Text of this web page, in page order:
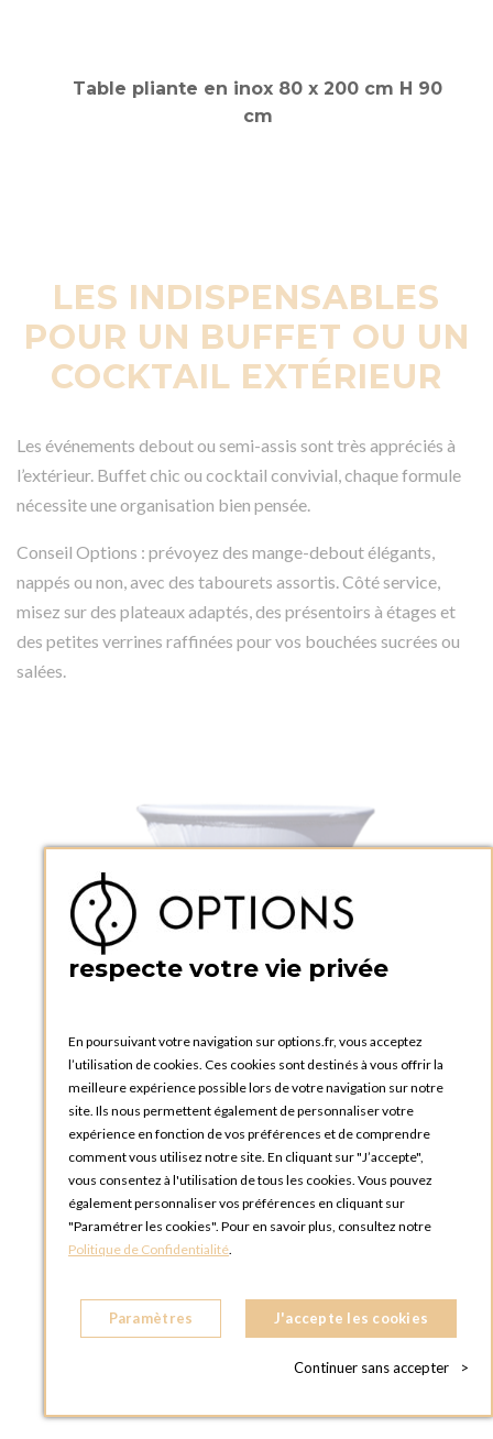
Table pliante en inox 80 x 200 cm H 90
cm
LES INDISPENSABLES
POUR UN BUFFET OU UN
COCKTAIL EXTÉRIEUR
Les événements debout ou semi-assis sont très appréciés à
l’extérieur. Buffet chic ou cocktail convivial, chaque formule
nécessite une organisation bien pensée.
Conseil Options : prévoyez des mange-debout élégants,
nappés ou non, avec des tabourets assortis. Côté service,
misez sur des plateaux adaptés, des présentoirs à étages et
des petites verrines raffinées pour vos bouchées sucrées ou
salées.
PREVIOUS
Ø 60 cm H 110 cm
NEXT
respecte votre vie privée
En poursuivant votre navigation sur options.fr, vous acceptez
l’utilisation de cookies. Ces cookies sont destinés à vous offrir la
meilleure expérience possible lors de votre navigation sur notre
site. Ils nous permettent également de personnaliser votre
expérience en fonction de vos préférences et de comprendre
comment vous utilisez notre site. En cliquant sur "J’accepte",
vous consentez à l'utilisation de tous les cookies. Vous pouvez
également personnaliser vos préférences en cliquant sur
"Paramétrer les cookies". Pour en savoir plus, consultez notre
Politique de Confidentialité.
Paramètres J'accepte les cookies
Continuer sans accepter >